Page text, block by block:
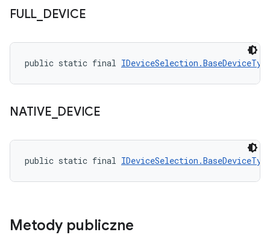
FULL DEVICE
public static final
NATIVE DEVICE
public static final
Metody publiczne